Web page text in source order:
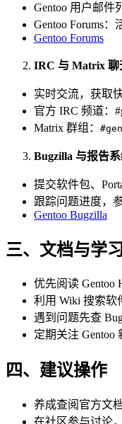
Gentoo 用户邮件
Gentoo Forums
Gentoo Forums
IRC 与 Matrix 聊
实时交流，获取
官方 IRC 频道：
Matrix 群组：
Bugzilla 与报告
提交软件包、
跟踪问题进度，
Gentoo Bugzilla
三、文档与学
优先阅读 Gentoo
利用 Wiki 搜索软
遇到问题先查
定期关注 Gentoo
四、建议操作
养成查阅官方文